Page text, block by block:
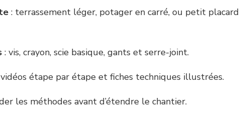
: terrassement léger, potager en carré, ou petit placard
: vis, crayon, scie basique, gants et serre-joint.
étape par étape et fiches techniques illustrées.
les méthodes avant d’étendre le chantier.